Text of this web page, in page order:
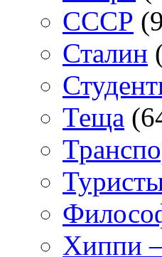
СССР
Сталин
Теща
Хиппи